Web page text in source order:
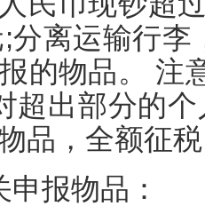
分离运输行
的物品。 注
超出部分的
品，全额征
报物品：